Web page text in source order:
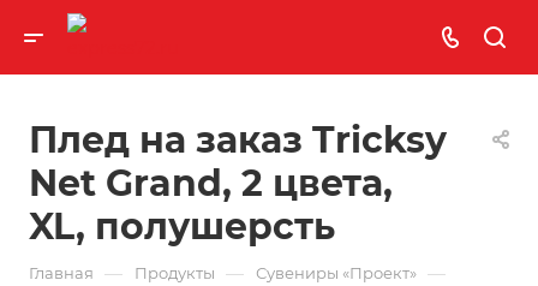
Плед на заказ Tricksy
Net Grand, 2 цвета,
XL, полушерсть
Главная — Продукты — Сувениры «Проект» —